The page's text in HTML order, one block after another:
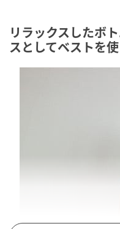
リラックスしたボ
スとしてベストを使